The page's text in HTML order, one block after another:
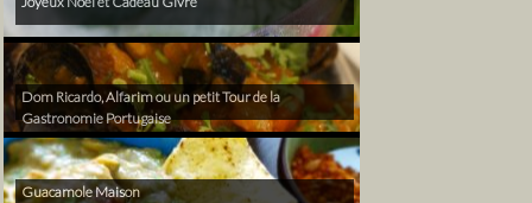
Dom Ricardo, Alfarim ou un petit Tour de la
Gastronomie Portugaise
Guacamole Maison